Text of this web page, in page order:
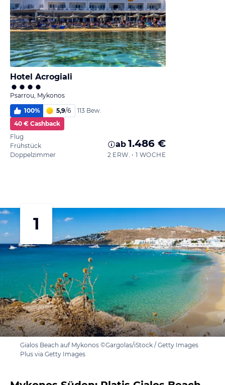
Hotel Acrogiali
Psarrou, Mykonos
100% 5,9/6
113 Bew.
40 € Cashback
Flug
Frühstück
Doppelzimmer
ab 1.486 €
2 ERW. • 1 WOCHE
1
Gialos Beach auf Mykonos ©Gargolas/iStock / Getty Images
Plus via Getty Images